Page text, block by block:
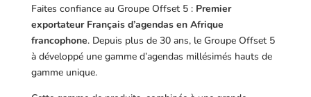
Faites confiance au Groupe Offset 5 : Premier
exportateur Français d’agendas en Afrique
francophone. Depuis plus de 30 ans, le Groupe Offset 5
à développé une gamme d’agendas millésimés hauts de
gamme unique.